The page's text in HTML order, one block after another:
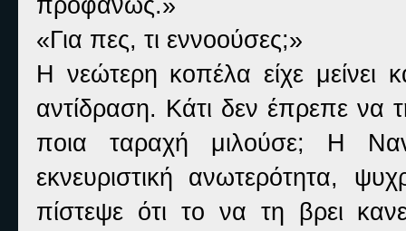
«Για πες, τι εννοούσες;»
Η νεώτερη κοπέλα είχε μείνει
αντίδραση. Κάτι δεν έπρεπε να
ποια ταραχή μιλούσε; Η
εκνευριστική ανωτερότητα,
πίστεψε ότι το να τη βρει